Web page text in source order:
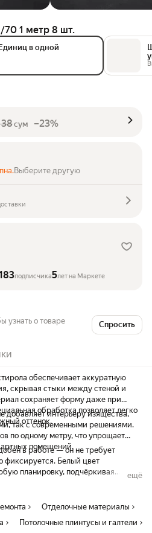
70 1 метр 8 шт.
Единиц в одной
сум –23%
Выберите другую
подписчика5лет на Маркете
узнать о товаре
Спросить
обеспечивает аккуратную
скрывая стыки между стеной и
сохраняет форму даже при
обработка позволяет легко
оттенок.
добавляет интерьеру изящества,
так с современными решениями.
по одному метру, что упрощает
помещений.
в работе — он не требует
фиксируется. Белый цвет
планировку, подчёркивая
пространства.
ещё
Отделочные материалы
Потолочные плинтусы и галтели